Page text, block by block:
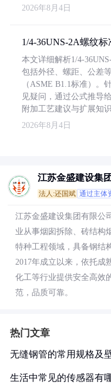
2026年8月4日
1/4-36UNS-2A螺纹
本文详细解析1/4-
包括外径、螺距、公差
（ASME B1.1标准）。
见疑问，通过公式推导
附加工艺建议与扩展知识
2026年8月4日
江苏金盛建设集
法人:还国斌 通过主体
江苏金盛建设集团有限公
业从事烟囱拆除、砖结构
特种工程领域，具备钢结
2017年成立以来，依托成
化工等行业提供安全高效
范，品质可靠。
热门文章
无缝钢管的常用规格及
生活中常见的传感器有